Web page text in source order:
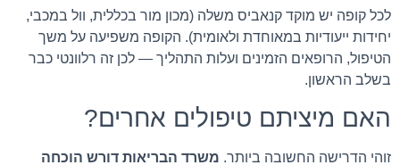
לכל קופה יש מוקד קנאביס משלה (מכון מור בכללית, וול במכבי,
יחידות ייעודיות במאוחדת ולאומית). הקופה משפיעה על משך
הטיפול, הרופאים הזמינים ועלות התהליך — לכן זה רלוונטי כבר
בשלב הראשון.
האם מיציתם טיפולים אחרים?
זוהי הדרישה החשובה ביותר. משרד הבריאות דורש הוכחה